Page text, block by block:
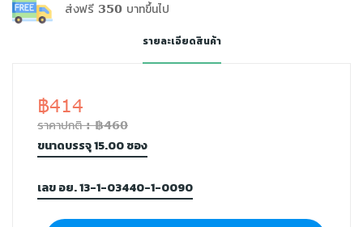
ส่งฟรี 350 บาทขึ้นไป
รายละเอียดสินค้า
฿414
ราคาปกติ : ฿460
ขนาดบรรจุ 15.00 ซอง
เลข อย. 13-1-03440-1-0090